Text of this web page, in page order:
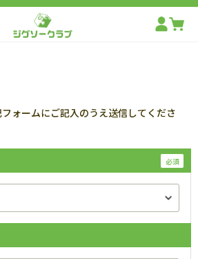
ォームにご記入のうえ送信してくださ